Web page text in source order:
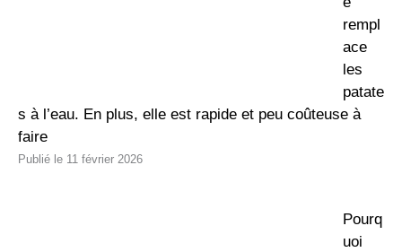
rempl
ace
les
patate
s à l’eau. En plus, elle est rapide et peu coûteuse à
faire
11 février 2026
Pourq
uoi